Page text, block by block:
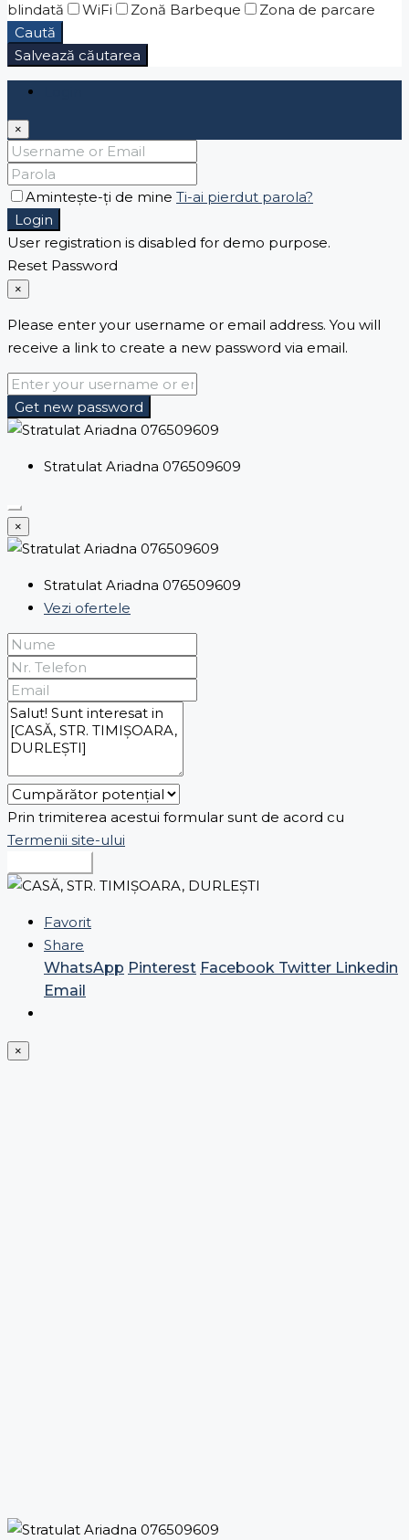
blindată
WiFi Zonă Barbeque
Zona de parcare
Caută
Salvează căutarea
×
Amintește-ți de mine Ti-ai pierdut parola?
Login
User registration is disabled for demo purpose.
Reset Password
×
Please enter your username or email address. You will
receive a link to create a new password via email.
Get new password
Stratulat Ariadna 076509609
×
Stratulat Ariadna 076509609
Vezi ofertele
Prin trimiterea acestui formular sunt de acord cu
Termenii site-ului
Favorit
Share
WhatsApp Pinterest Facebook Twitter Linkedin
Email
×